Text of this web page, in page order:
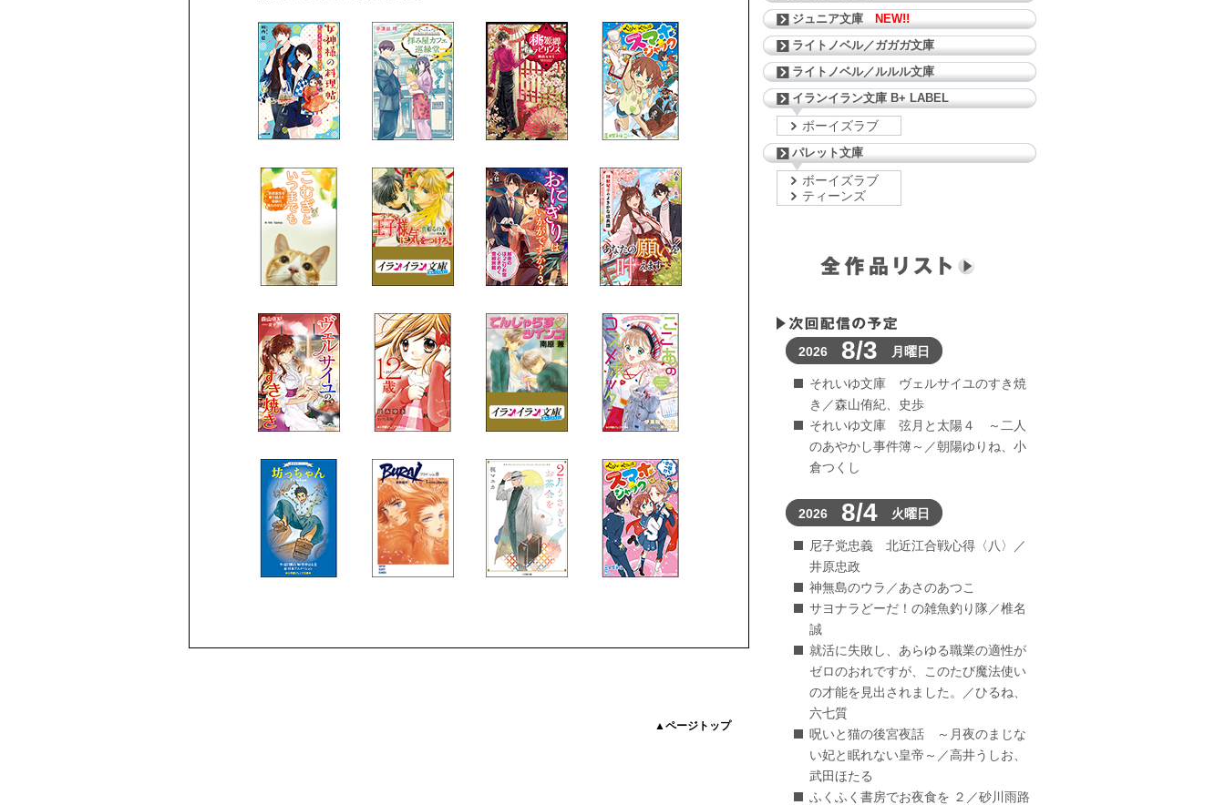
▲ページトップ
ジュニア文庫
NEW!!
ライトノベル／ガガガ文庫
ライトノベル／ルルル文庫
イランイラン文庫 B+ LABEL
ボーイズラブ
パレット文庫
ボーイズラブ
ティーンズ
2026 8/3 月曜日
それいゆ文庫 ヴェルサイユのすき焼
き／森山侑紀、史歩
それいゆ文庫 弦月と太陽４ ～二人
のあやかし事件簿～／朝陽ゆりね、小
倉つくし
2026 8/4 火曜日
尼子党忠義 北近江合戦心得〈八〉／
井原忠政
神無島のウラ／あさのあつこ
サヨナラどーだ！の雑魚釣り隊／椎名
誠
就活に失敗し、あらゆる職業の適性が
ゼロのおれですが、このたび魔法使い
の才能を見出されました。／ひるね、
六七質
呪いと猫の後宮夜話 ～月夜のまじな
い妃と眠れない皇帝～／高井うしお、
武田ほたる
ふくふく書房でお夜食を ２／砂川雨路